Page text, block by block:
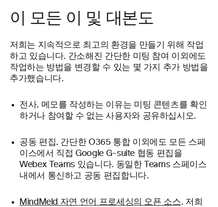
이 모든 이 및 대본도
저희는 지속적으로 최고의 환경을 만들기 위해 작업
하고 있습니다. 간소해진 간단한 미팅 참여 이외에도
작업하는 방법을 변경할 수 있는 몇 가지 추가 방법을
추가했습니다.
전사. 메모를 작성하는 이유는 미팅 콘텐츠를 확인
하거나 참여할 수 없는 사용자와 공유하십시오.
공동 편집. 간단한 O365 통합 이외에도 모든 스페
이스에서 직접 Google G-suite 협동 편집을
Webex Teams 있습니다. 동일한 Teams 스페이스
내에서 통신하고 공동 편집합니다.
MindMeld 자연 언어 프로세싱의 오픈 소스. 저희